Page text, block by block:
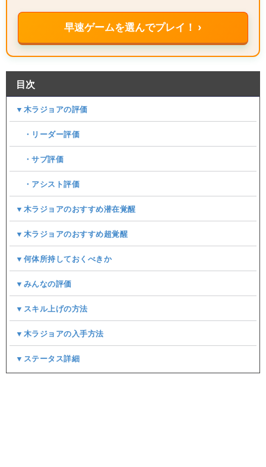
早速ゲームを選んでプレイ！ ›
目次
▼木ラジョアの評価
・リーダー評価
・サブ評価
・アシスト評価
▼木ラジョアのおすすめ潜在覚醒
▼木ラジョアのおすすめ超覚醒
▼何体所持しておくべきか
▼みんなの評価
▼スキル上げの方法
▼木ラジョアの入手方法
▼ステータス詳細